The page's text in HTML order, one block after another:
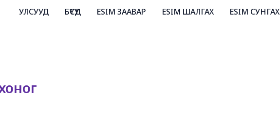
УЛСУУД БҮСҮҮД ESIM ЗААВАР ESIM ШАЛГАХ ESIM СУНГАХ